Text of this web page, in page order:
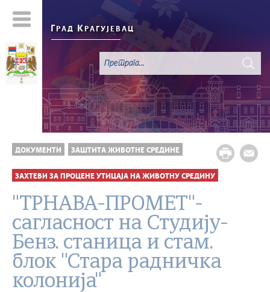
Г РАД К РАГУЈЕВАЦ
ДОКУМЕНТИ ЗАШТИТА ЖИВОТНЕ СРЕДИНЕ
ЗАХТЕВИ ЗА ПРОЦЕНЕ УТИЦАЈА НА ЖИВОТНУ СРЕДИНУ
"ТРНАВА-ПРОМЕТ"-
сагласност на Студију-
Бенз. станица и стам.
блок "Стара радничка
колонија"